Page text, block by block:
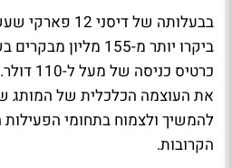
בבעלותה של
ביקרו יותר מ-155
כרטיס
את העוצמה הכלכלית של המותג
להמשיך ולצמוח בתחומי
הקרובות.